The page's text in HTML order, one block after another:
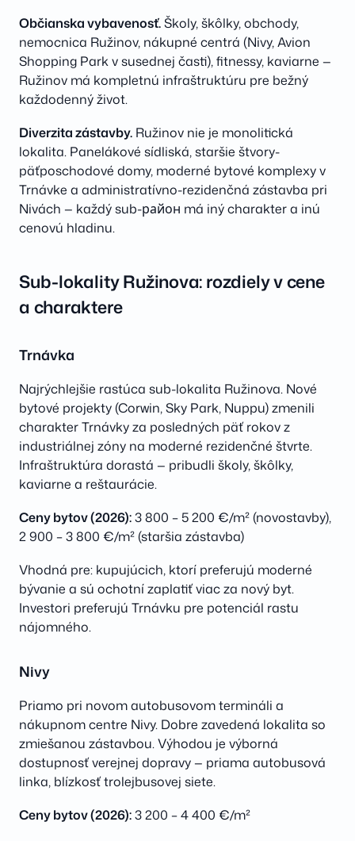
Občianska vybavenosť.Školy, škôlky, obchody,
nemocnica Ružinov, nákupné centrá (Nivy, Avion
Shopping Park v susednej časti), fitnessy, kaviarne —
Ružinov má kompletnú infraštruktúru pre bežný
každodenný život.
Diverzita zástavby. Ružinov nie je monolitická
lokalita. Panelákové sídliská, staršie štvory-
päťposchodové domy, moderné bytové komplexy v
Trnávke a administratívno-rezidenčná zástavba pri
Nivách — každý sub-район má iný charakter a inú
cenovú hladinu.
Sub-lokality Ružinova: rozdiely v cene
a charaktere
Trnávka
Najrýchlejšie rastúca sub-lokalita Ružinova. Nové
bytové projekty (Corwin, Sky Park, Nuppu) zmenili
charakter Trnávky za posledných päť rokov z
industriálnej zóny na moderné rezidenčné štvrte.
Infraštruktúra dorastá — pribudli školy, škôlky,
kaviarne a reštaurácie.
Ceny bytov (2026):3 800 – 5 200 €/m² (novostavby),
2 900 – 3 800 €/m² (staršia zástavba)
Vhodná pre: kupujúcich, ktorí preferujú moderné
bývanie a sú ochotní zaplatiť viac za nový byt.
Investori preferujú Trnávku pre potenciál rastu
nájomného.
Nivy
Priamo pri novom autobusovom termináli a
nákupnom centre Nivy. Dobre zavedená lokalita so
zmiešanou zástavbou. Výhodou je výborná
dostupnosť verejnej dopravy — priama autobusová
linka, blízkosť trolejbusovej siete.
Ceny bytov (2026):3 200 – 4 400 €/m²